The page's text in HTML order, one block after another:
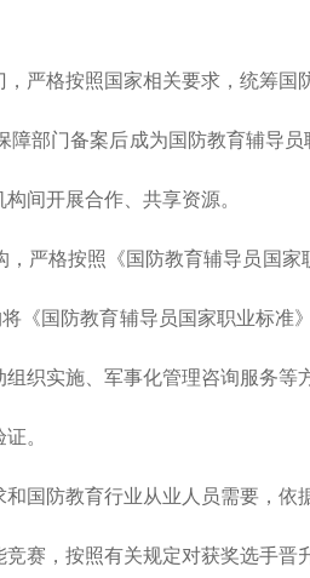
格按照国家相关要求，统筹国
部门备案后成为国防教育辅导
间开展合作、共享资源。
格按照《国防教育辅导员国家
国防教育辅导员国家职业标
织实施、军事化管理咨询服务
。
防教育行业从业人员需要，依
赛，按照有关规定对获奖选手